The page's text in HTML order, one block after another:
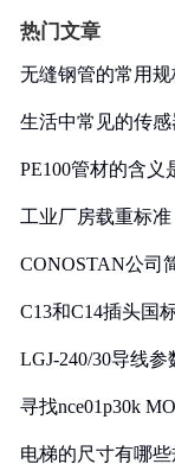
热门文章
无缝钢管的常用
生活中常见的传
PE100管材的含义
工业厂房载重标
CONOSTAN公司
C13和C14插头国
LGJ-240/30导线
寻找nce01p30k
电梯的尺寸有哪些